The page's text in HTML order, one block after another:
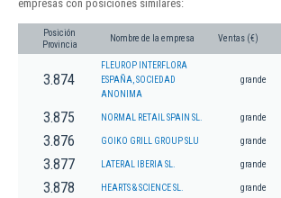
empresas con posiciones similares:
Posición
Provincia
Nombre de la empresa Ventas (€)
3.874
FLEUROP INTERFLORA
ESPAÑA, SOCIEDAD
ANONIMA
grande
3.875 NORMAL RETAIL SPAIN SL. grande
3.876 GOIKO GRILL GROUP SLU grande
3.877 LATERAL IBERIA SL. grande
3.878 HEARTS & SCIENCE SL. grande